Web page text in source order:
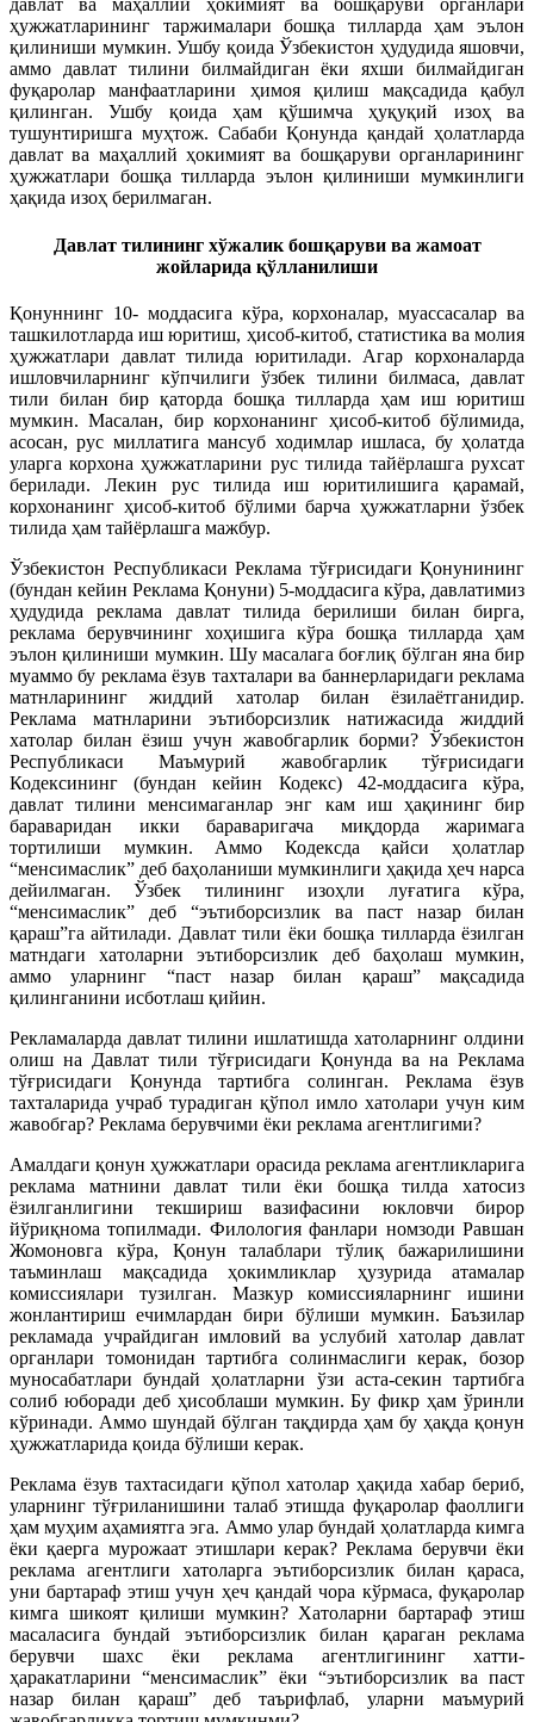
давлат ва маҳаллий ҳокимият ва бошқаруви органлари
ҳужжатларининг таржималари бошқа тилларда ҳам эълон
қилиниши мумкин. Ушбу қоида Ўзбекистон ҳудудида яшовчи,
аммо давлат тилини билмайдиган ёки яхши билмайдиган
фуқаролар манфаатларини ҳимоя қилиш мақсадида қабул
қилинган. Ушбу қоида ҳам қўшимча ҳуқуқий изоҳ ва
тушунтиришга муҳтож. Сабаби Қонунда қандай ҳолатларда
давлат ва маҳаллий ҳокимият ва бошқаруви органларининг
ҳужжатлари бошқа тилларда эълон қилиниши мумкинлиги
ҳақида изоҳ берилмаган.
Давлат тилининг хўжалик бошқаруви ва жамоат
жойларида қўлланилиши
Қонуннинг 10- моддасига кўра, корхоналар, муассасалар ва
ташкилотларда иш юритиш, ҳисоб-китоб, статистика ва молия
ҳужжатлари давлат тилида юритилади. Агар корхоналарда
ишловчиларнинг кўпчилиги ўзбек тилини билмаса, давлат
тили билан бир қаторда бошқа тилларда ҳам иш юритиш
мумкин. Масалан, бир корхонанинг ҳисоб-китоб бўлимида,
асосан, рус миллатига мансуб ходимлар ишласа, бу ҳолатда
уларга корхона ҳужжатларини рус тилида тайёрлашга рухсат
берилади. Лекин рус тилида иш юритилишига қарамай,
корхонанинг ҳисоб-китоб бўлими барча ҳужжатларни ўзбек
тилида ҳам тайёрлашга мажбур.
Ўзбекистон Республикаси Реклама тўғрисидаги Қонунининг
(бундан кейин Реклама Қонуни) 5-моддасига кўра, давлатимиз
ҳудудида реклама давлат тилида берилиши билан бирга,
реклама берувчининг хоҳишига кўра бошқа тилларда ҳам
эълон қилиниши мумкин. Шу масалага боғлиқ бўлган яна бир
муаммо бу реклама ёзув тахталари ва баннерларидаги реклама
матнларининг жиддий хатолар билан ёзилаётганидир.
Реклама матнларини эътиборсизлик натижасида жиддий
хатолар билан ёзиш учун жавобгарлик борми? Ўзбекистон
Республикаси Маъмурий жавобгарлик тўғрисидаги
Кодексининг (бундан кейин Кодекс) 42-моддасига кўра,
давлат тилини менсимаганлар энг кам иш ҳақининг бир
бараваридан икки бараваригача миқдорда жаримага
тортилиши мумкин. Аммо Кодексда қайси ҳолатлар
“менсимаслик” деб баҳоланиши мумкинлиги ҳақида ҳеч нарса
дейилмаган. Ўзбек тилининг изоҳли луғатига кўра,
“менсимаслик” деб “эътиборсизлик ва паст назар билан
қараш”га айтилади. Давлат тили ёки бошқа тилларда ёзилган
матндаги хатоларни эътиборсизлик деб баҳолаш мумкин,
аммо уларнинг “паст назар билан қараш” мақсадида
қилинганини исботлаш қийин.
Рекламаларда давлат тилини ишлатишда хатоларнинг олдини
олиш на Давлат тили тўғрисидаги Қонунда ва на Реклама
тўғрисидаги Қонунда тартибга солинган. Реклама ёзув
тахталарида учраб турадиган қўпол имло хатолари учун ким
жавобгар? Реклама берувчими ёки реклама агентлигими?
Амалдаги қонун ҳужжатлари орасида реклама агентликларига
реклама матнини давлат тили ёки бошқа тилда хатосиз
ёзилганлигини текшириш вазифасини юкловчи бирор
йўриқнома топилмади. Филология фанлари номзоди Равшан
Жомоновга кўра, Қонун талаблари тўлиқ бажарилишини
таъминлаш мақсадида ҳокимликлар ҳузурида атамалар
комиссиялари тузилган. Мазкур комиссияларнинг ишини
жонлантириш ечимлардан бири бўлиши мумкин. Баъзилар
рекламада учрайдиган имловий ва услубий хатолар давлат
органлари томонидан тартибга солинмаслиги керак, бозор
муносабатлари бундай ҳолатларни ўзи аста-секин тартибга
солиб юборади деб ҳисоблаши мумкин. Бу фикр ҳам ўринли
кўринади. Аммо шундай бўлган тақдирда ҳам бу ҳақда қонун
ҳужжатларида қоида бўлиши керак.
Реклама ёзув тахтасидаги қўпол хатолар ҳақида хабар бериб,
уларнинг тўғриланишини талаб этишда фуқаролар фаоллиги
ҳам муҳим аҳамиятга эга. Аммо улар бундай ҳолатларда кимга
ёки қаерга мурожаат этишлари керак? Реклама берувчи ёки
реклама агентлиги хатоларга эътиборсизлик билан қараса,
уни бартараф этиш учун ҳеч қандай чора кўрмаса, фуқаролар
кимга шикоят қилиши мумкин? Хатоларни бартараф этиш
масаласига бундай эътиборсизлик билан қараган реклама
берувчи шахс ёки реклама агентлигининг хатти-
ҳаракатларини “менсимаслик” ёки “эътиборсизлик ва паст
назар билан қараш” деб таърифлаб, уларни маъмурий